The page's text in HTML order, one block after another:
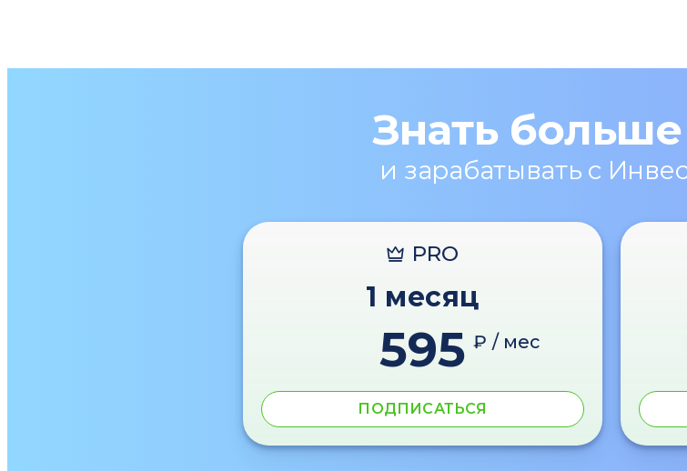
Знать
и зарабатывать с
PRO
1 месяц
595 ₽ / мес
ПОДПИСАТЬСЯ